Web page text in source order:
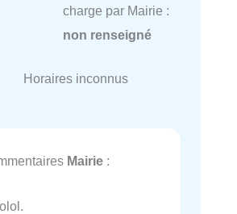
charge par Mairie :
non renseigné
Horaires inconnus
Mairie :